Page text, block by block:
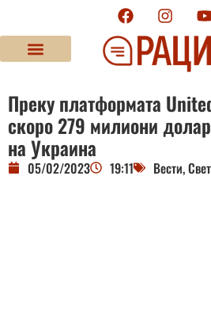
Преку платформата
скоро 279 милиони
на Украина
05/02/2023 19:11 Вести,Свет